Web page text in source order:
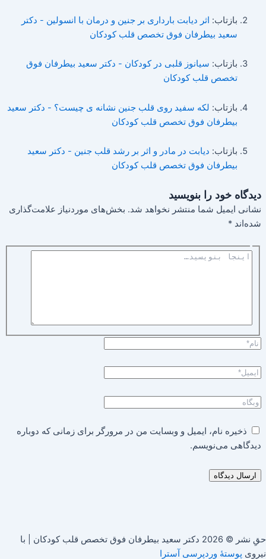
بازتاب: اثر دیابت بارداری بر جنین و درمان با انسولین - دکتر
سعید بیطرفان فوق تخصص قلب کودکان
بازتاب: سیانوز قلبی در کودکان - دکتر سعید بیطرفان فوق
تخصص قلب کودکان
بازتاب: لکه سفید روی قلب جنین نشانه ی چیست؟ - دکتر سعید
بیطرفان فوق تخصص قلب کودکان
بازتاب: دیابت در مادر و اثر بر رشد قلب جنین - دکتر سعید
بیطرفان فوق تخصص قلب کودکان
دیدگاه‌ خود را بنویسید
نشانی ایمیل شما منتشر نخواهد شد. بخش‌های موردنیاز علامت‌گذاری
شده‌اند *
ذخیره نام، ایمیل و وبسایت من در مرورگر برای زمانی که دوباره
دیدگاهی می‌نویسم.
حقِ نشر © 2026 دکتر سعید بیطرفان فوق تخصص قلب کودکان | با
نیروی پوستهٔ وردپرسی آسترا